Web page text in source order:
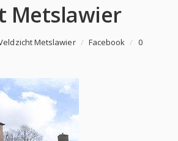
Metslawier
Metslawier / Facebook / 0